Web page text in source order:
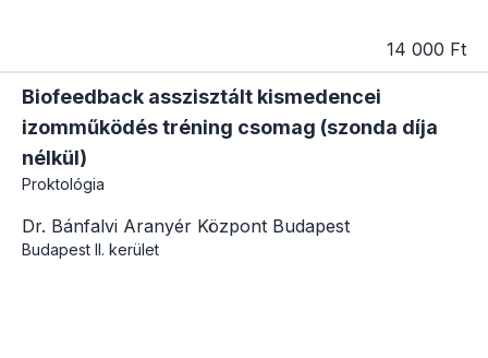
14 000 Ft
Biofeedback asszisztált kismedencei
izomműködés tréning csomag (szonda díja
nélkül)
Proktológia
Dr. Bánfalvi Aranyér Központ Budapest
Budapest II. kerület